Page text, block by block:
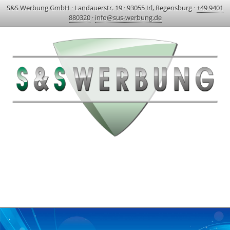
S&S Werbung GmbH · Landauerstr. 19 ·93055 Irl, Regensburg ·+49 9401
880320· info@sus-werbung.de
AKTUELLES & PROJEKTE